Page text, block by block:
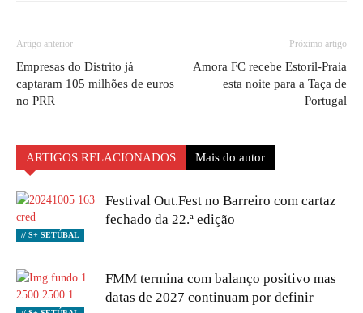
Artigo anterior
Empresas do Distrito já
captaram 105 milhões de euros
no PRR
Próximo artigo
Amora FC recebe Estoril-Praia
esta noite para a Taça de
Portugal
ARTIGOS RELACIONADOS Mais do autor
// S+ SETÚBAL
Festival Out.Fest no Barreiro com cartaz
fechado da 22.ª edição
FMM termina com balanço positivo mas
datas de 2027 continuam por definir